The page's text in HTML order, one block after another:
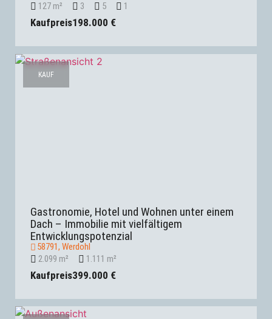
127 m²
3 5 1
Kaufpreis198.000 €
KAUF
Gastronomie, Hotel und Wohnen unter einem
Dach – Immobilie mit vielfältigem
Entwicklungspotenzial
58791, Werdohl
2.099 m²
1.111 m²
Kaufpreis399.000 €